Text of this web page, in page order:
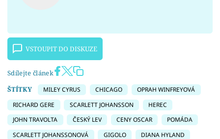
VSTOUPIT DO DISKUZE
Sdílejte článek
ŠTÍTKY
MILEY CYRUS CHICAGO
OPRAH WINFREYOVÁ
RICHARD GERE
SCARLETT JOHANSSON
HEREC
JOHN TRAVOLTA
ČESKÝ LEV CENY OSCAR
POMÁDA
SCARLETT JOHANSSONOVÁ
GIGOLO DIANA HYLAND